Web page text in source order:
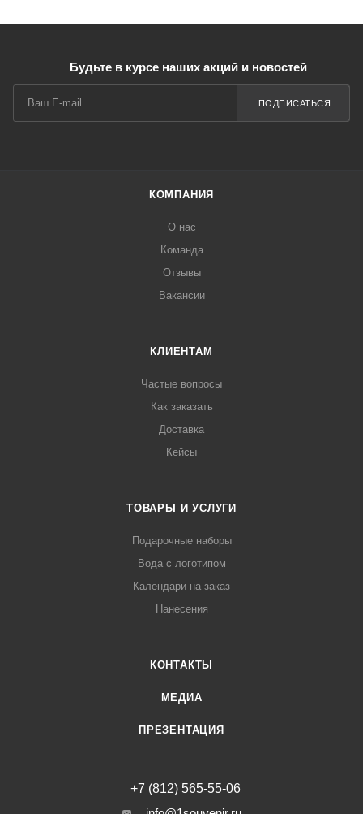
Будьте в курсе наших акций и новостей
ПОДПИСАТЬСЯ
КОМПАНИЯ
О нас
Команда
Отзывы
Вакансии
КЛИЕНТАМ
Частые вопросы
Как заказать
Доставка
Кейсы
ТОВАРЫ И УСЛУГИ
Подарочные наборы
Вода с логотипом
Календари на заказ
Нанесения
КОНТАКТЫ
МЕДИА
ПРЕЗЕНТАЦИЯ
+7 (812) 565-55-06